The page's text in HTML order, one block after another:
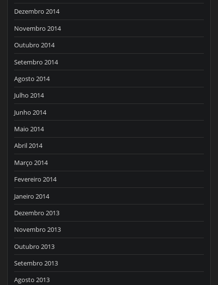
Dezembro 2014
Novembro 2014
Outubro 2014
Setembro 2014
Agosto 2014
Julho 2014
Junho 2014
Maio 2014
Abril 2014
Março 2014
Fevereiro 2014
Janeiro 2014
Dezembro 2013
Novembro 2013
Outubro 2013
Setembro 2013
Agosto 2013